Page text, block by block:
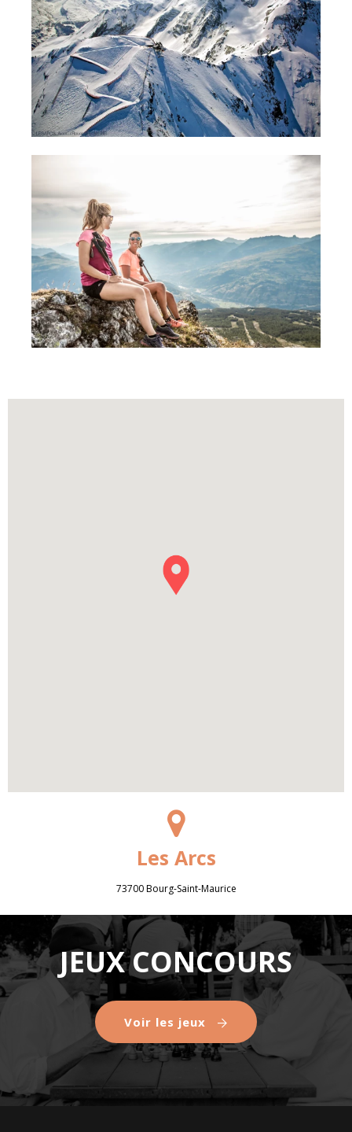
Les Arcs
73700 Bourg-Saint-Maurice
JEUX CONCOURS
Voir les jeux